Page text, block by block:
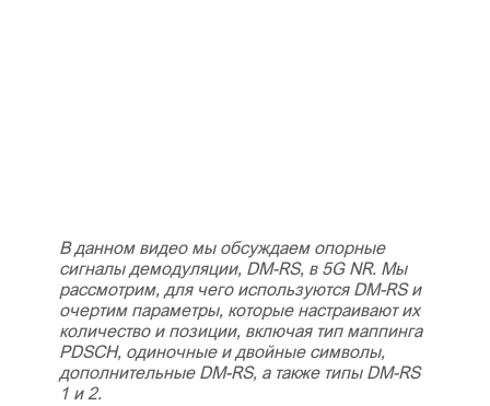
В данном видео мы обсуждаем опорные
сигналы демодуляции, DM-RS, в 5G NR. Мы
рассмотрим, для чего используются DM-RS и
очертим параметры, которые настраивают их
количество и позиции, включая тип маппинга
PDSCH, одиночные и двойные символы,
дополнительные DM-RS, а также типы DM-RS
1 и 2.